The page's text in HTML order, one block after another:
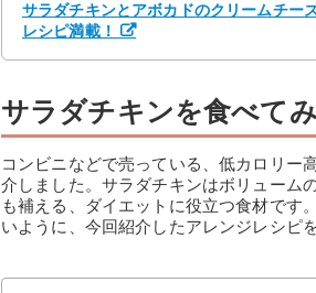
サラダチキンとアボカドのクリームチ
レシピ満載！
サラダチキンを食べて
コンビニなどで売っている、低カロリー
介しました。サラダチキンはボリューム
も補える、ダイエットに役立つ食材です
いように、今回紹介したアレンジレシピ